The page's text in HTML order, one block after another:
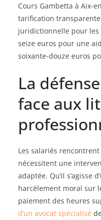
Cours Gambetta à Aix-
tarification transparente
juridictionnelle pour
seize euros pour une
soixante-douze euros
La
face aux
Les salariés
nécessitent une
adaptée. Qu’il s’agisse
harcèlement moral sur
paiement des heures
d’un avocat spécialisé